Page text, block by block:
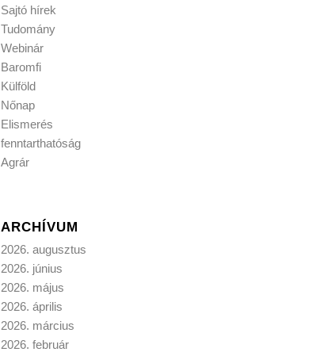
Sajtó hírek
Tudomány
Webinár
Baromfi
Külföld
Nőnap
Elismerés
fenntarthatóság
Agrár
ARCHÍVUM
2026. augusztus
2026. június
2026. május
2026. április
2026. március
2026. február